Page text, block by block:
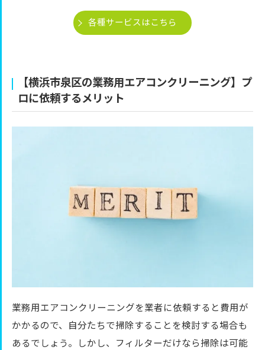
各種サービスはこちら
【横浜市泉区の業務用エアコンクリーニング】プ
ロに依頼するメリット
業務用エアコンクリーニングを業者に依頼すると費用が
かかるので、自分たちで掃除することを検討する場合も
あるでしょう。しかし、フィルターだけなら掃除は可能